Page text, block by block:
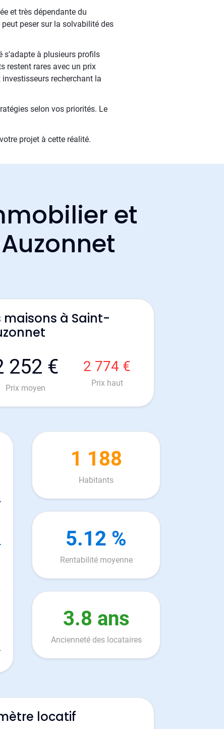
et très dépendante du
peser sur la solvabilité des
s'adapte à plusieurs profils
restent rares avec un prix
recherchant la
selon vos priorités. Le
projet à cette réalité.
et
maisons à Saint-
252 €
Prix moyen
2 774 €
Prix haut
1 188
Habitants
5.12 %
Rentabilité moyenne
3.8 ans
Ancienneté des locataires
locatif